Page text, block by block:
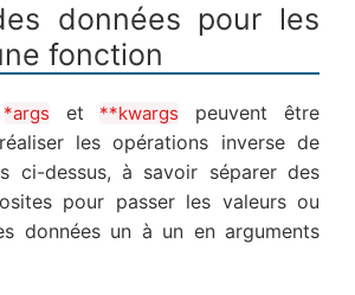
données pour les
fonction
*args et **kwargs peuvent être
les opérations inverse de
ci-dessus, à savoir séparer des
pour passer les valeurs ou
données un à un en arguments